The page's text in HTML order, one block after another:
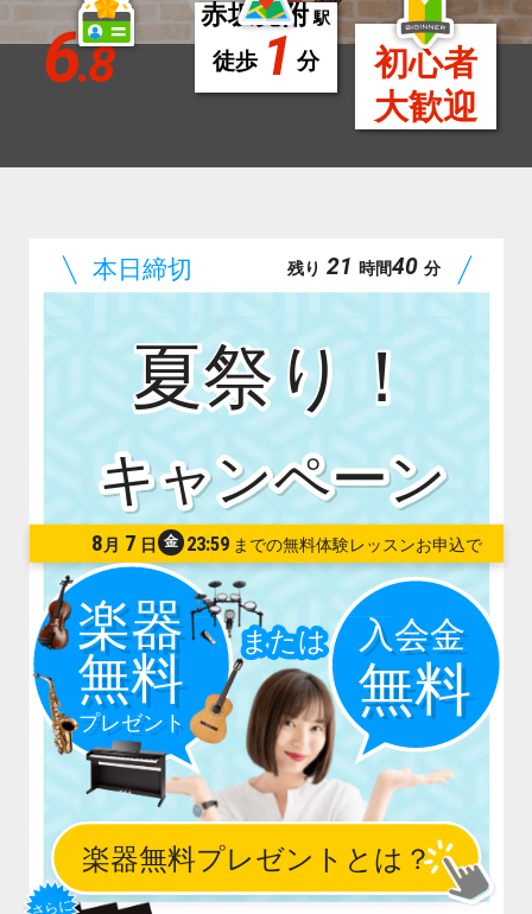
6.8
赤坂見附駅
徒歩 1 分
初心者
大歓迎
夏祭り！
8 月 7 日 金23:59
残り 21 時間40 分